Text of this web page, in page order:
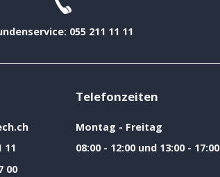
055 211 11 11
11
00
Telefonzeiten
Montag - Freitag
08:00 - 12:00 und 13:00 - 17:00